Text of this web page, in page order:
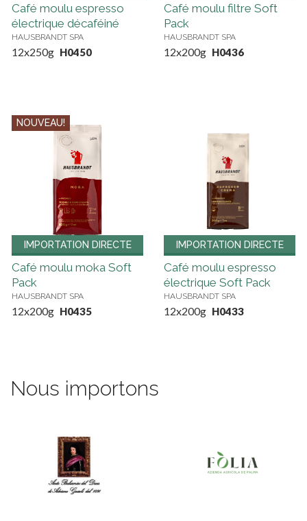
Café moulu espresso
électrique décaféiné
HAUSBRANDT SPA
12x250g H0450
Café moulu filtre Soft
Pack
HAUSBRANDT SPA
12x200g H0436
IMPORTATION DIRECTE
NOUVEAU!
Café moulu moka Soft
Pack
HAUSBRANDT SPA
12x200g H0435
IMPORTATION DIRECTE
Café moulu espresso
électrique Soft Pack
HAUSBRANDT SPA
12x200g H0433
Nous importons